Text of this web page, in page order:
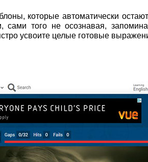
которые автоматически
сами того не осознавая,
усвоите целые готовые